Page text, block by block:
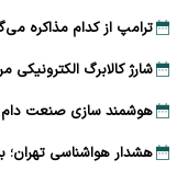
ترامپ از کدام مذاکره
شارژ کالابرگ الکترونیکی
هوشمند سازی صنعت دام
هشدار هواشناسی تهران؛